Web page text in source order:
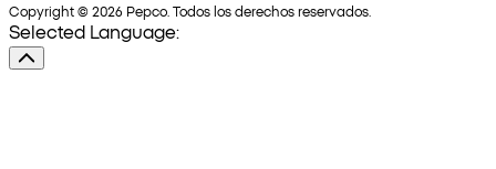
Copyright © 2026 Pepco. Todos los derechos reservados.
Selected Language: